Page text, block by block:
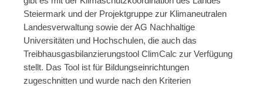
Steiermark und der Projektgruppe zur Klimaneutralen
Landesverwaltung sowie der AG Nachhaltige
Universitäten und Hochschulen, die auch das
Treibhausgasbilanzierungstool ClimCalc zur Verfügung
stellt. Das Tool ist für Bildungseinrichtungen
zugeschnitten und wurde nach den Kriterien